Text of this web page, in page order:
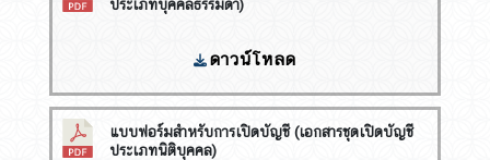
ประเภทบุคคลธรรมดา)
ดาวน์โหลด
แบบฟอร์มสำหรับการเปิดบัญชี (เอกสารชุดเปิดบัญชี
ประเภทนิติบุคคล)